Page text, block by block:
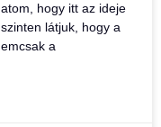
hogy itt az ideje
látjuk, hogy a
a